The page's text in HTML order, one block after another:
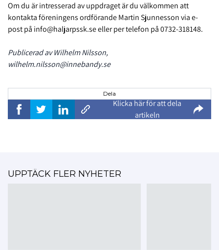
Om du är intresserad av uppdraget är du välkommen att
kontakta föreningens ordförande Martin Sjunnesson via e-
post på info@haljarpssk.se eller per telefon på 0732-318148.
Publicerad av Wilhelm Nilsson,
wilhelm.nilsson@innebandy.se
Dela
Klicka här för att dela
artikeln
UPPTÄCK FLER NYHETER